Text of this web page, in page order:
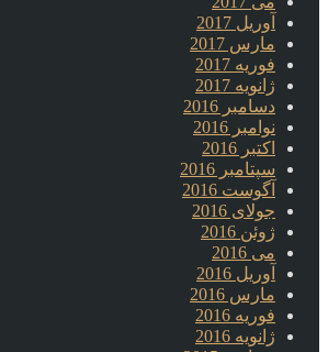
آوریل 2017
مارس 2017
فوریه 2017
ژانویه 2017
دسامبر 2016
نوامبر 2016
اکتبر 2016
سپتامبر 2016
آگوست 2016
جولای 2016
ژوئن 2016
می 2016
آوریل 2016
مارس 2016
فوریه 2016
ژانویه 2016